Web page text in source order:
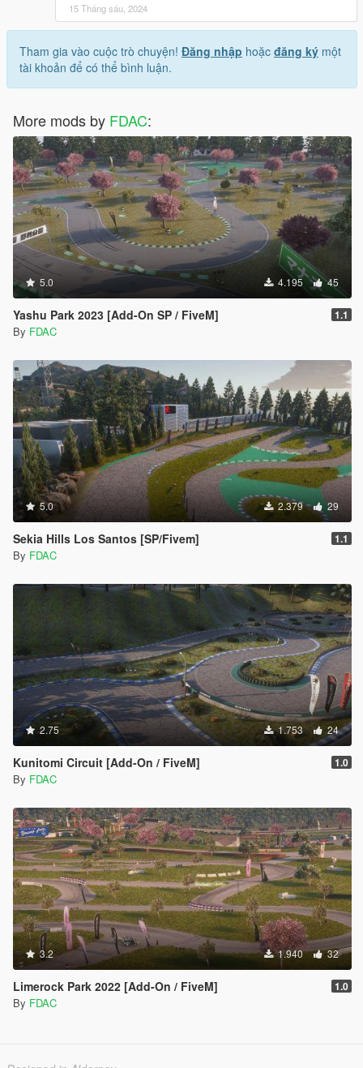
15 Tháng sáu, 2024
Tham gia vào cuộc trò chuyện! Đăng nhập hoặc đăng ký một
tài khoản để có thể bình luận.
More mods by FDAC:
5.0 4.195 45
Yashu Park 2023 [Add-On SP / FiveM] 1.1
By FDAC
5.0 2.379 29
Sekia Hills Los Santos [SP/Fivem] 1.1
By FDAC
2.75 1.753 24
Kunitomi Circuit [Add-On / FiveM] 1.0
By FDAC
3.2 1.940 32
Limerock Park 2022 [Add-On / FiveM] 1.0
By FDAC